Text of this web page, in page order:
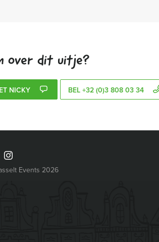
over dit uitje?
NICKY BEL +32 (0)3 808 03 34
Events 2026